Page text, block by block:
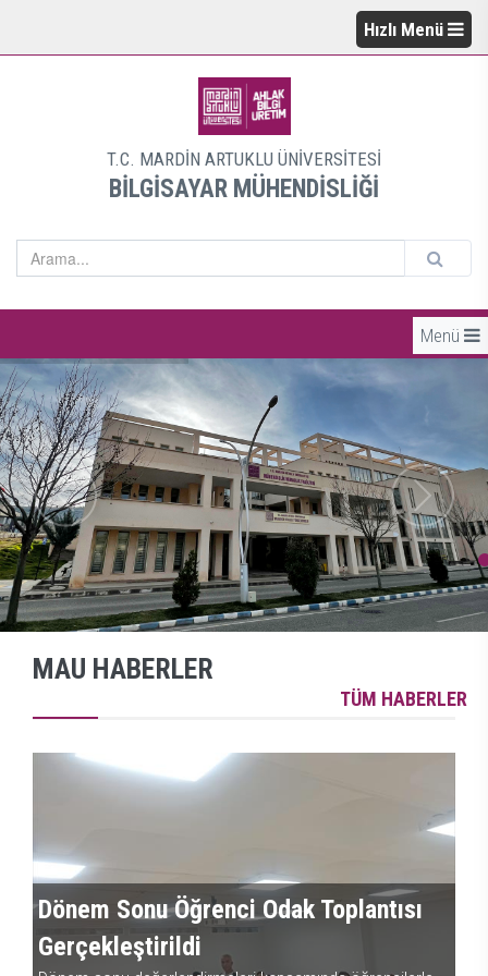
Hızlı Menü
T.C. MARDİN ARTUKLU ÜNİVERSİTESİ
BİLGİSAYAR MÜHENDİSLİĞİ
Menü
MAU HABERLER
Dönem Sonu Öğrenci Odak Toplantısı
Gerçekleştirildi